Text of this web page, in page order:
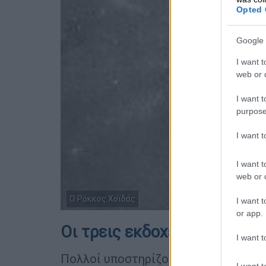
Opted
Google
I want
web or
I want
I want
I want
web or
I want
or app.
I want
Ο Ρόκκος Χοϊδάς
Οι τρεις εκδοχές του
Πολλοί υποστηρίζουν ότι, ο Χοϊδάς